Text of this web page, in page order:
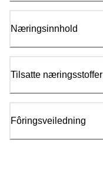
Næringsinnhold
Tilsatte næringsstoffer
Fôringsveiledning